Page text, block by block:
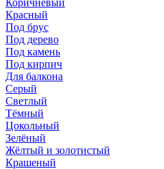
Коричневый
Красный
Под брус
Под дерево
Под камень
Под кирпич
Для балкона
Серый
Светлый
Тёмный
Цокольный
Зелёный
Жёлтый и золотистый
Крашеный